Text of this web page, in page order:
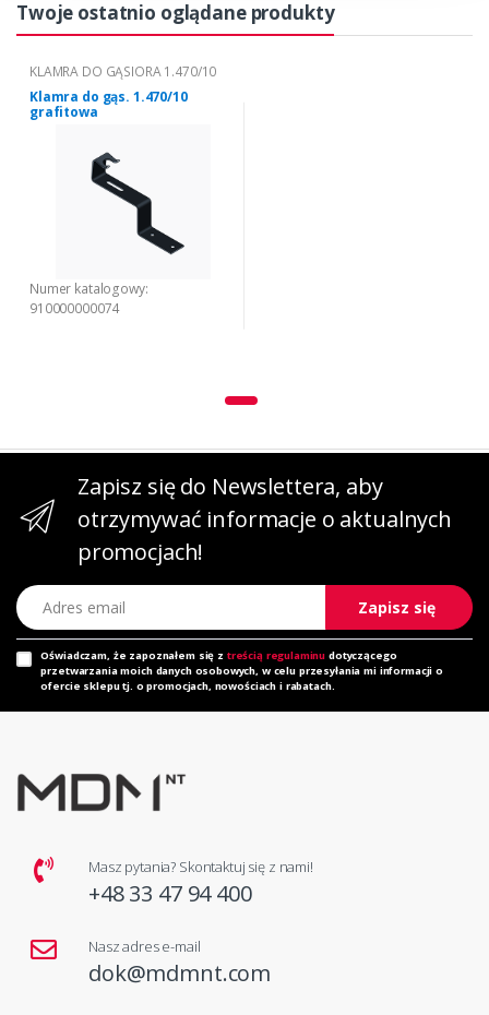
Twoje ostatnio oglądane produkty
KLAMRA DO GĄSIORA 1.470/10
Klamra do gąs. 1.470/10
grafitowa
Numer katalogowy:
910000000074
Zapisz się do Newslettera, aby
otrzymywać informacje o aktualnych
promocjach!
Adres email
Zapisz się
Oświadczam, że zapoznałem się z treścią regulaminu dotyczącego
przetwarzania moich danych osobowych, w celu przesyłania mi informacji o
ofercie sklepu tj. o promocjach, nowościach i rabatach.
Masz pytania? Skontaktuj się z nami!
+48 33 47 94 400
Nasz adres e-mail
dok@mdmnt.com